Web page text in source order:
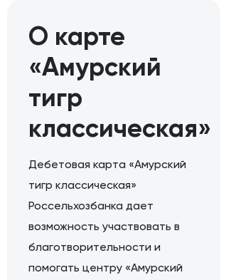
О карте
«Амурский
тигр
классическая»
Дебетовая карта «Амурский
тигр классическая»
Россельхозбанка дает
возможность участвовать в
благотворительности и
помогать центру «Амурский